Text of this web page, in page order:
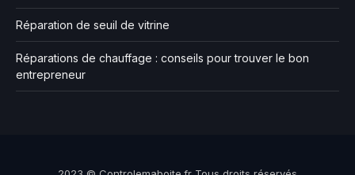
Réparation de seuil de vitrine
Réparations de chauffage : conseils pour trouver le bon
entrepreneur